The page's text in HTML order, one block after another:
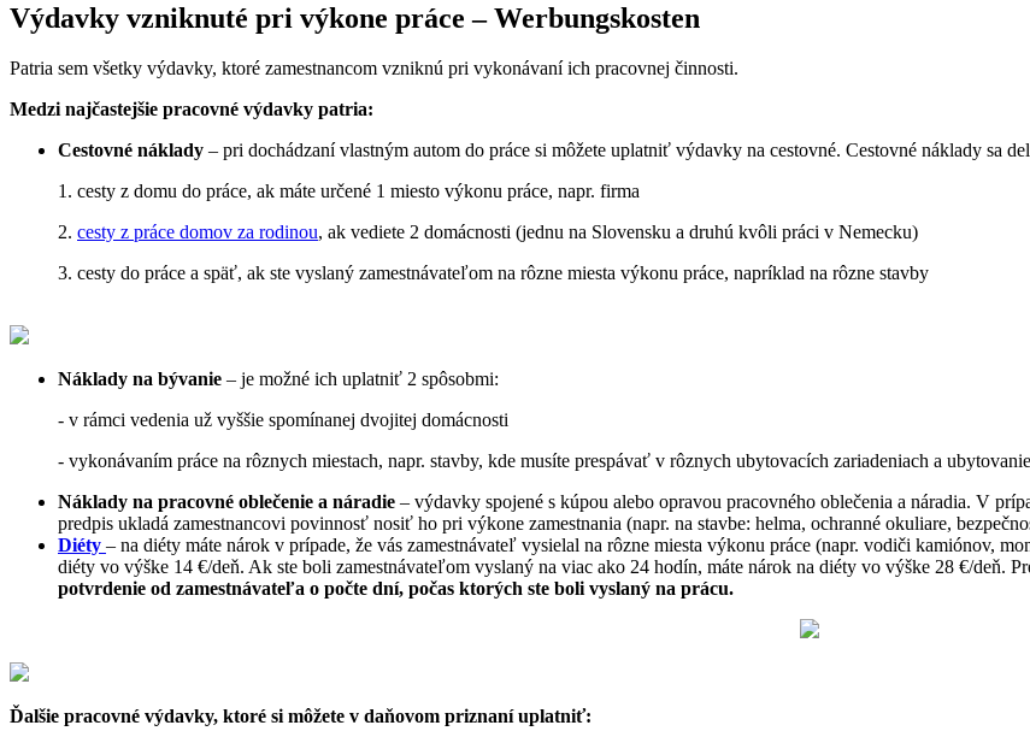
Výdavky vzniknuté pri výkone práce – Werbungskosten
Patria sem všetky výdavky, ktoré zamestnancom vzniknú pri vykonávaní ich pracovnej činnosti.
Medzi najčastejšie pracovné výdavky patria:
Cestovné náklady – pri dochádzaní vlastným autom do práce si môžete uplatniť výdavky na cestovné. Cestovné náklady sa
1. cesty z domu do práce, ak máte určené 1 miesto výkonu práce, napr. firma
2. cesty z práce domov za rodinou, ak vediete 2 domácnosti (jednu na Slovensku a druhú kvôli práci v Nemecku)
3. cesty do práce a späť, ak ste vyslaný zamestnávateľom na rôzne miesta výkonu práce, napríklad na rôzne stavby
Náklady na bývanie – je možné ich uplatniť 2 spôsobmi:
- v rámci vedenia už vyššie spomínanej dvojitej domácnosti
- vykonávaním práce na rôznych miestach, napr. stavby, kde musíte prespávať v rôznych ubytovacích zariadeniach a
Náklady na pracovné oblečenie a náradie – výdavky spojené s kúpou alebo opravou pracovného oblečenia a náradia. V
predpis ukladá zamestnancovi povinnosť nosiť ho pri výkone zamestnania (napr. na stavbe: helma, ochranné okuliare,
Diéty – na diéty máte nárok v prípade, že vás zamestnávateľ vysielal na rôzne miesta výkonu práce (napr. vodiči kamiónov,
diéty vo výške 14 €/deň. Ak ste boli zamestnávateľom vyslaný na viac ako 24 hodín, máte nárok na diéty vo výške 28 €/deň.
potvrdenie od zamestnávateľa o počte dní, počas ktorých ste boli vyslaný na prácu.
Ďalšie pracovné výdavky, ktoré si môžete v daňovom priznaní uplatniť: